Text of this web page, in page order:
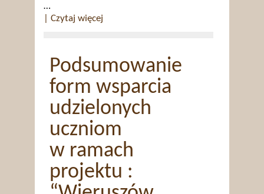
…
| Czytaj więcej
Podsumowanie
form wsparcia
udzielonych
uczniom
w ramach
projektu :